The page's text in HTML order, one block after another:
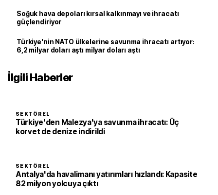
Soğuk hava depoları kırsal kalkınmayı ve ihracatı
güçlendiriyor
Türkiye'nin NATO ülkelerine savunma ihracatı artıyor:
6,2 milyar doları aştı milyar doları aştı
İlgili Haberler
SEKTÖREL
Türkiye'den Malezya'ya savunma ihracatı: Üç
korvet de denize indirildi
SEKTÖREL
Antalya'da havalimanı yatırımları hızlandı: Kapasite
82 milyon yolcuya çıktı